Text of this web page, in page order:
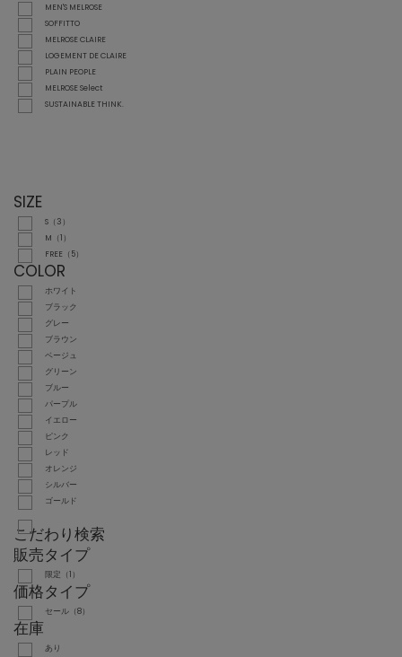
MEN'S MELROSE
SOFFITTO
MELROSE CLAIRE
LOGEMENT DE CLAIRE
PLAIN PEOPLE
MELROSE Select
SUSTAINABLE THINK.
SIZE
S（3）
M（1）
FREE（5）
COLOR
ホワイト
ブラック
グレー
ブラウン
ベージュ
グリーン
ブルー
パープル
イエロー
ピンク
レッド
オレンジ
シルバー
ゴールド
こだわり検索
販売タイプ
限定（1）
価格タイプ
セール（8）
在庫
あり